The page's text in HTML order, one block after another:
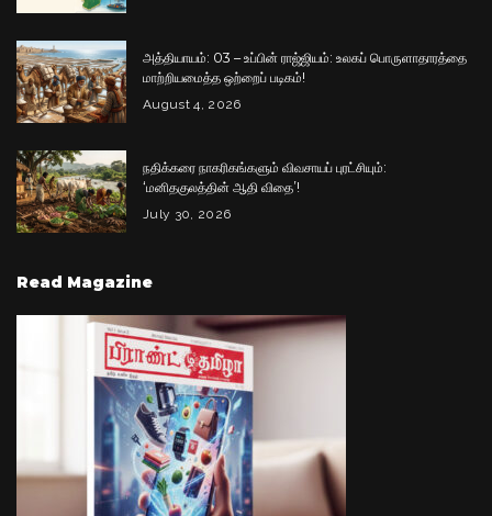
அத்தியாயம்: 03 – உப்பின் ராஜ்ஜியம்: உலகப் பொருளாதாரத்தை
மாற்றியமைத்த ஒற்றைப் படிகம்!
August 4, 2026
நதிக்கரை நாகரிகங்களும் விவசாயப் புரட்சியும்:
‘மனிதகுலத்தின் ஆதி விதை’!
July 30, 2026
Read Magazine